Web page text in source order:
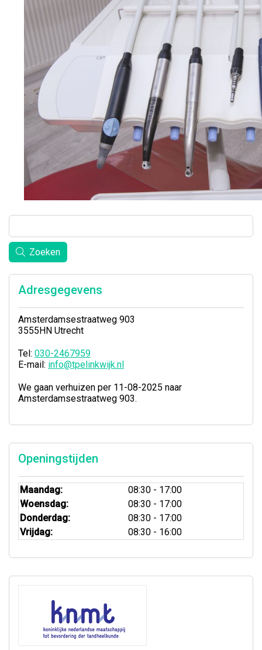
Zoeken
Adresgegevens
Amsterdamsestraatweg 903
3555HN Utrecht
Tel: 030-2467959
E-mail: info@tpelinkwijk.nl
We gaan verhuizen per 11-08-2025 naar
Amsterdamsestraatweg 903.
Openingstijden
Maandag:
08:30 - 17:00
Woensdag:
08:30 - 17:00
Donderdag:
08:30 - 17:00
Vrijdag:
08:30 - 16:00